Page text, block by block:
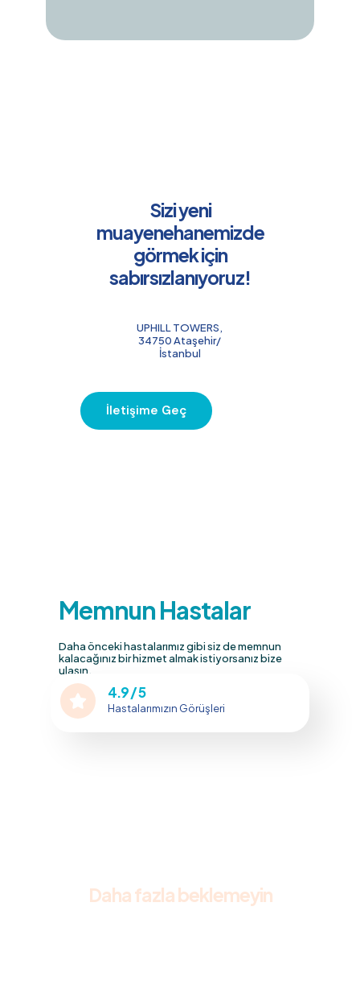
Sizi yeni
muayenehanemizde
görmek için
sabırsızlanıyoruz!
UPHILL TOWERS,
34750 Ataşehir/
İstanbul
İletişime Geç
Memnun Hastalar
Daha önceki hastalarımız gibi siz de memnun
kalacağınız bir hizmet almak istiyorsanız bize
ulaşın.
4.9 / 5
Hastalarımızın Görüşleri
Daha fazla beklemeyin